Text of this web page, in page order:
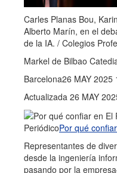
Carles Planas Bou,
Alberto Marín, en el
de la IA. / Colegios
Markel de Bilbao
Barcelona26 MAY 2025
Actualizada 26 MAY
PeriódicoPor qué
Representantes de
desde la ingeniería
pasando por la